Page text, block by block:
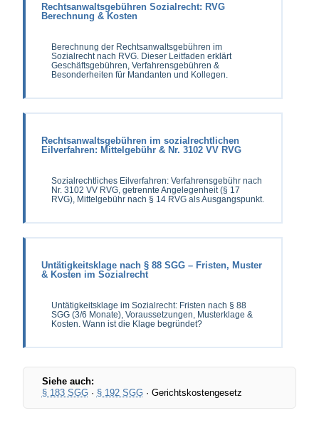
Rechtsanwaltsgebühren Sozialrecht: RVG
Berechnung & Kosten
Berechnung der Rechtsanwaltsgebühren im
Sozialrecht nach RVG. Dieser Leitfaden erklärt
Geschäftsgebühren, Verfahrensgebühren &
Besonderheiten für Mandanten und Kollegen.
Rechtsanwaltsgebühren im sozialrechtlichen
Eilverfahren: Mittelgebühr & Nr. 3102 VV RVG
Sozialrechtliches Eilverfahren: Verfahrensgebühr nach
Nr. 3102 VV RVG, getrennte Angelegenheit (§ 17
RVG), Mittelgebühr nach § 14 RVG als Ausgangspunkt.
Untätigkeitsklage nach § 88 SGG – Fristen, Muster
& Kosten im Sozialrecht
Untätigkeitsklage im Sozialrecht: Fristen nach § 88
SGG (3/6 Monate), Voraussetzungen, Musterklage &
Kosten. Wann ist die Klage begründet?
Siehe auch:
§ 183 SGG· § 192 SGG· Gerichtskostengesetz